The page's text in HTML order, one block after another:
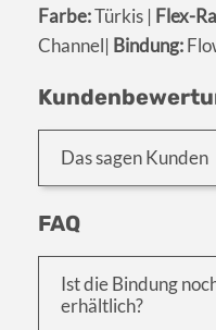
Farbe:Türkis | Flex-
Channel| Bindung:
Das sagen Kunden
FAQ
Ist die Bindung
erhältlich?